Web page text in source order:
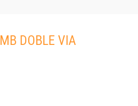
DOBLE VIA